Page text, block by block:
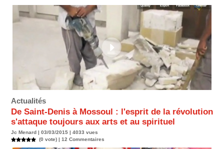
Actualités
De Saint-Denis à Mossoul : l'esprit de la révolution
s'attaque toujours aux arts et au spirituel
Jc Menard | 03/03/2015 | 4033 vues
(0 vote) | 12 Commentaires